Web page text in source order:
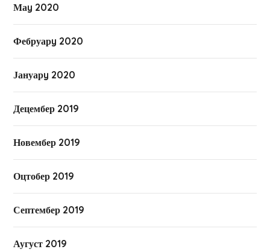
Маy 2020
Фебруарy 2020
Јануарy 2020
Децембер 2019
Новембер 2019
Оцтобер 2019
Септембер 2019
Аугуст 2019